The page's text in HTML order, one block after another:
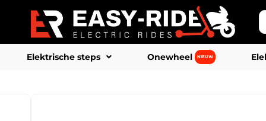
Elektrische steps Onewheel NIEUW